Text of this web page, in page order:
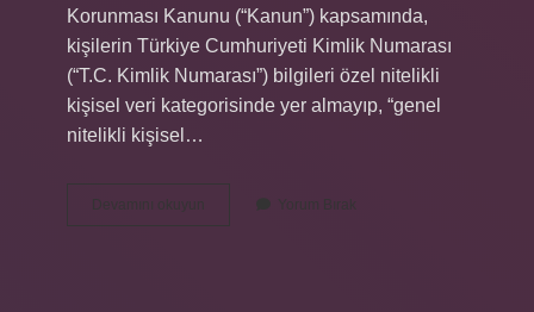
Korunması Kanunu (“Kanun”) kapsamında,
kişilerin Türkiye Cumhuriyeti Kimlik Numarası
(“T.C. Kimlik Numarası”) bilgileri özel nitelikli
kişisel veri kategorisinde yer almayıp, “genel
nitelikli kişisel…
Devamını okuyun
Istemek
Yorum Bırak